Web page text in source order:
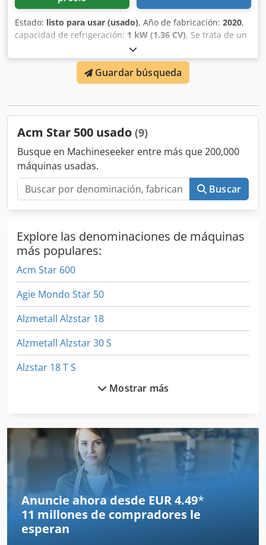
Estado: listo para usar (usado), Año de fabricación: 2020,
capacidad de refrigeración: 1 kW (1.36 CV), Se trata de un
enfriador usado con una potencia frigorífica nominal de
~1000kW para parámetros de agua de +12/7°C.
Compresores de tornillo Bitzer. Refrigerante R513A. El
enfriador tiene una bomba incorporada, vaso de
(para el territorio de Polonia). Dodpfjq Rvwnjx Alijck
Guardar búsqueda
Acm Star 500 usado (9)
Busque en Machineseeker entre más que 200,000
máquinas usadas.
Buscar
Explore las denominaciones de máquinas
más populares:
Acm Star 600
Agie Mondo Star 50
Alzmetall Alzstar 18
Alzmetall Alzstar 30 S
Alzstar 18 T S
Bcs 745
Bsb 600
Cws 500
Eisele Vms 2
Mostrar más
Anuncie ahora desde EUR 4.49*
11 millones de compradores le
esperan